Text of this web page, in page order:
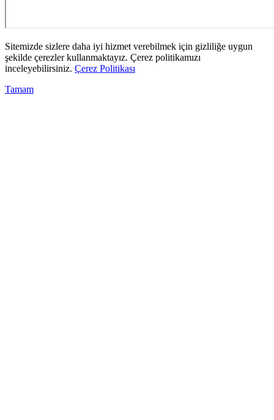
Sitemizde sizlere daha iyi hizmet verebilmek için gizliliğe uygun
şekilde çerezler kullanmaktayız. Çerez politikamızı
inceleyebilirsiniz. Çerez Politikası
Tamam